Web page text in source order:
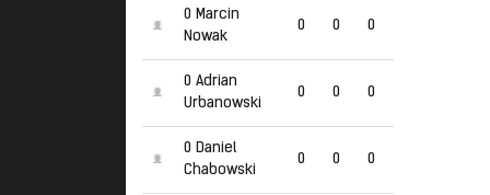
0 Marcin
Nowak
0 0 0
0 Adrian
Urbanowski
0 0 0
0 Daniel
Chabowski
0 0 0